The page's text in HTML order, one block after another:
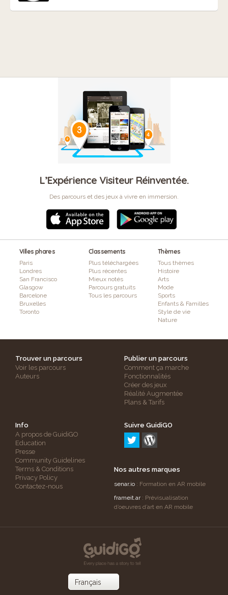
L’Expérience Visiteur Réinventée.
Des parcours et des jeux à vivre en immersion.
Villes phares
Paris
Londres
San Francisco
Glasgow
Barcelone
Bruxelles
Toronto
Classements
Plus téléchargées
Plus récentes
Mieux notés
Parcours gratuits
Tous les parcours
Thèmes
Tous thèmes
Histoire
Arts
Mode
Sports
Enfants & Familles
Style de vie
Nature
Trouver un parcours
Voir les parcours
Auteurs
Publier un parcours
Comment ça marche
Fonctionnalités
Créer des jeux
Réalité Augmentée
Plans & Tarifs
Info
A propos de GuidiGO
Education
Presse
Community Guidelines
Terms & Conditions
Privacy Policy
Contactez-nous
Suivre GuidiGO
Nos autres marques
senar.io : Formation en AR mobile
frameit.ar: Prévisualisation
d’oeuvres d’art en AR mobile